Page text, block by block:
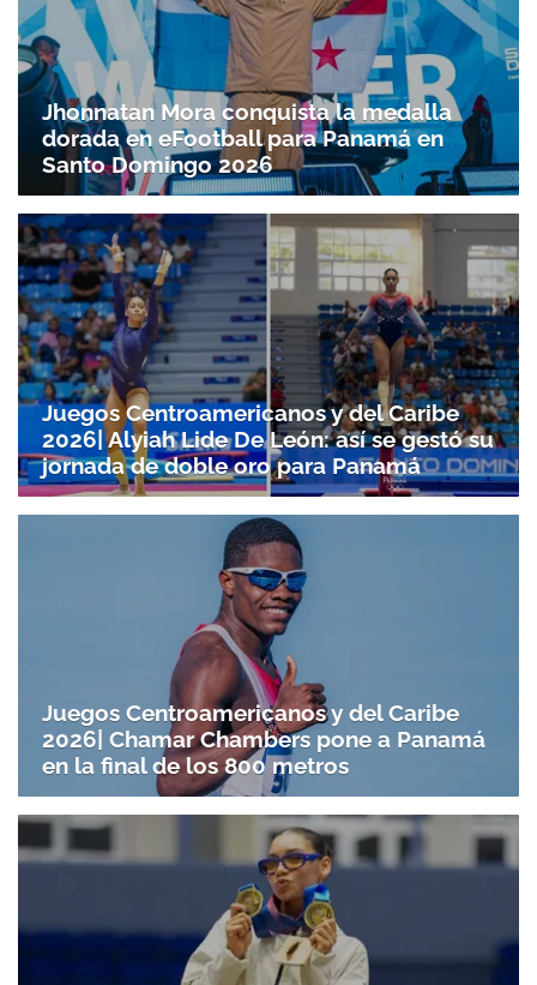
Jhonnatan Mora conquista la medalla
dorada en eFootball para Panamá en
Santo Doming­o 2026
Juegos Centroamericanos y del Caribe
2026| Alyiah Lide De León: así se gestó su
jornada de doble oro para Panamá
Juegos Centroamericanos y del Caribe
2026| Chamar Chambers pone a Panamá
en la final de los 800 metros